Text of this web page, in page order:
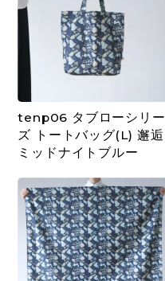
tenp06 タブローシリー
ズ トートバッグ(L) 邂逅
ミッドナイトブルー